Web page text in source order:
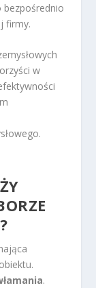
firmy.
w
.